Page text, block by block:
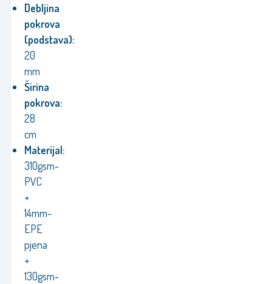
Debljina
pokrova
(podstava):
20
mm
Širina
pokrova:
28
cm
Materijal:
310gsm-
PVC
+
14mm-
EPE
pjena
+
130gsm-